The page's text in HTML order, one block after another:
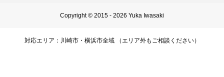
Copyright © 2015 - 2026 Yuka Iwasaki
対応エリア：川崎市・横浜市全域 （エリア外もご相談ください）